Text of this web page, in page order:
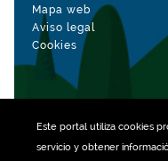
Este portal utiliza cookies
servicio y obtener
Mapa web
Aviso legal
Cookies